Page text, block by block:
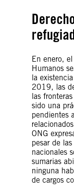
En enero,
Humanos
la
2019, las
las
sido una
pendientes
ONG
pesar de
nacionales
sumarias
ninguna
de cargos